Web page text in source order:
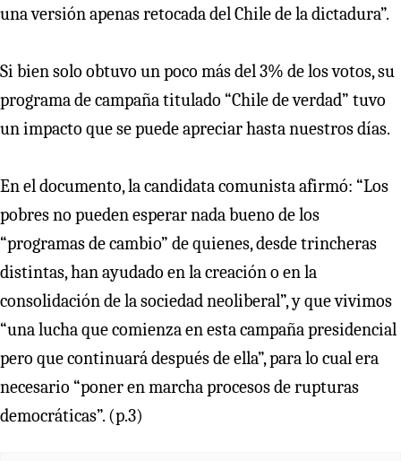
una versión apenas retocada del Chile de la dictadura”.
Si bien solo obtuvo un poco más del 3% de los votos, su
programa de campaña titulado “Chile de verdad” tuvo
un impacto que se puede apreciar hasta nuestros días.
En el documento, la candidata comunista afirmó: “Los
pobres no pueden esperar nada bueno de los
“programas de cambio” de quienes, desde trincheras
distintas, han ayudado en la creación o en la
consolidación de la sociedad neoliberal”, y que vivimos
“una lucha que comienza en esta campaña presidencial
pero que continuará después de ella”, para lo cual era
necesario “poner en marcha procesos de rupturas
democráticas”. (p.3)